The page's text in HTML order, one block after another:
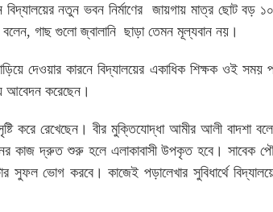
বিদ্যালয়ের নতুন ভবন নির্মাণের জায়গায় মাত্র ছোট বড়
বলেন, গাছ গুলো জ্বালানি ছাড়া তেমন মূল্যবান নয়।
দেওয়ার কারনে বিদ্যালয়ের একাধিক শিক্ষক ওই সময়
আবেদন করেছেন।
করে রেখেছেন। বীর মুক্তিযোদ্ধা আমীর আলী বাদশা
কাজ দ্রুত শুরু হলে এলাকাবাসী উপকৃত হবে। সাবেক
সুফল ভোগ করবে। কাজেই পড়ালেখার সুবিধার্থে